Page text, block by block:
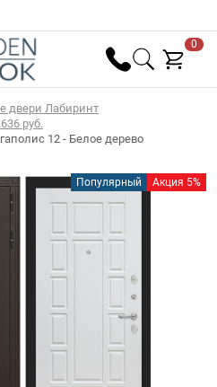
0
двери Лабиринт
руб.
12 - Белое дерево
Популярный Акция 5%